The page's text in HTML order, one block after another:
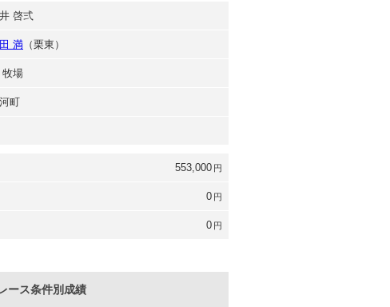
啓弍
満 （栗東）
牧場
町
553,000 円
0 円
0 円
ース条件別成績